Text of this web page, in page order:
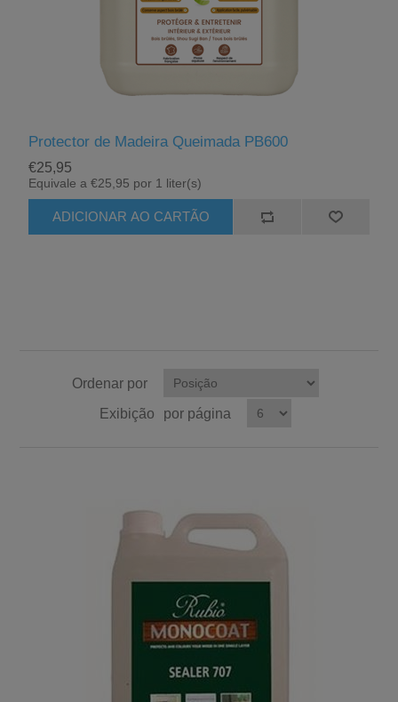
Protector de Madeira Queimada PB600
€25,95
Equivale a €25,95 por 1 liter(s)
Ordenar por
Exibição
por página